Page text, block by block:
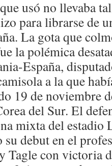
usó no llevaba
para librarse de
La gota que
la polémica
España,
a la que
19 de noviembre
del Sur. El
mixta del
su debut en el
Tagle con victoria